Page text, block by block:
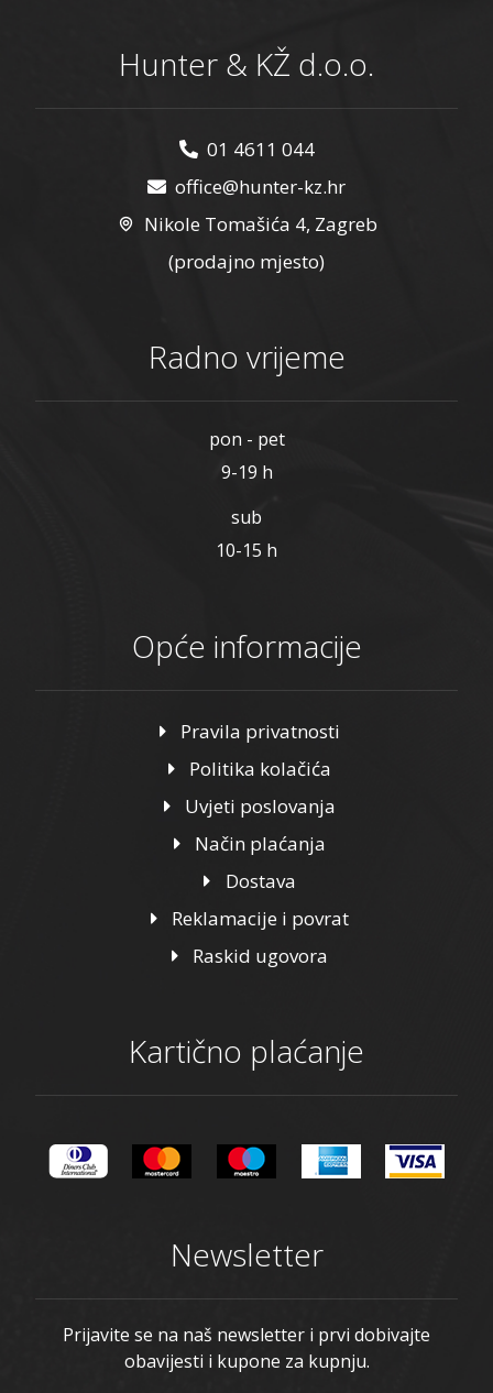
Hunter & KŽ d.o.o.
01 4611 044
office@hunter-kz.hr
Nikole Tomašića 4, Zagreb
(prodajno mjesto)
Radno vrijeme
pon - pet
9-19 h
sub
10-15 h
Opće informacije
Pravila privatnosti
Politika kolačića
Uvjeti poslovanja
Način plaćanja
Dostava
Reklamacije i povrat
Raskid ugovora
Kartično plaćanje
Newsletter
Prijavite se na naš newsletter i prvi dobivajte
obavijesti i kupone za kupnju.